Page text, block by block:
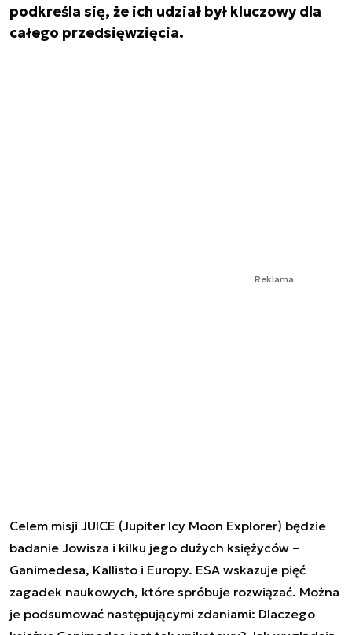
podkreśla się, że ich udział był kluczowy dla
całego przedsięwzięcia.
Reklama
Celem misji JUICE (Jupiter Icy Moon Explorer) będzie
badanie Jowisza i kilku jego dużych księżyców –
Ganimedesa, Kallisto i Europy. ESA wskazuje pięć
zagadek naukowych, które spróbuje rozwiązać. Można
je podsumować następującymi zdaniami: Dlaczego